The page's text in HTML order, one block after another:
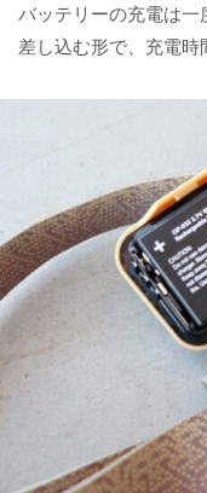
バッテリーの充電は
差し込む形で、充電時